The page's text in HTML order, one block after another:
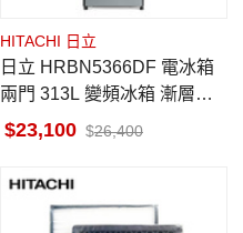
HITACHI 日立
日立 HRBN5366DF 電冰箱
兩門 313L 變頻冰箱 漸層琉
璃黑 美型琉璃 右開
23,100 26,400